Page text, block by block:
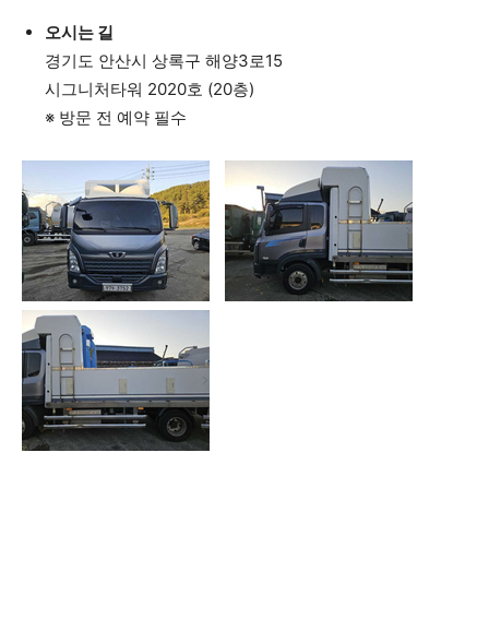
오시는 길
경기도 안산시 상록구 해양3로15
시그니처타워 2020호 (20층)
※ 방문 전 예약 필수